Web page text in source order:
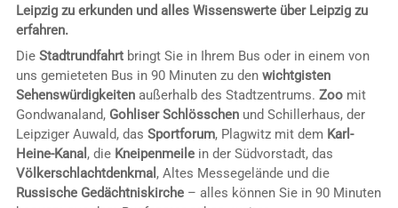
Leipzig zu erkunden und alles Wissenswerte über Leipzig zu
erfahren.
Die Stadtrundfahrtbringt Sie in Ihrem Bus oder in einem von
uns gemieteten Bus in 90 Minuten zu den wichtgisten
Sehenswürdigkeitenaußerhalb des Stadtzentrums. Zoomit
Gondwanaland, Gohliser Schlösschenund Schillerhaus, der
Leipziger Auwald, das Sportforum, Plagwitz mit dem Karl-
Heine-Kanal , die Kneipenmeilein der Südvorstadt, das
Völkerschlachtdenkmal , Altes Messegelände und die
Russische Gedächtniskirche– alles können Sie in 90 Minuten